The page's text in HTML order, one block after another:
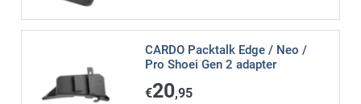
CARDO Packtalk Edge / Neo /
Pro Shoei Gen 2 adapter
€20,95